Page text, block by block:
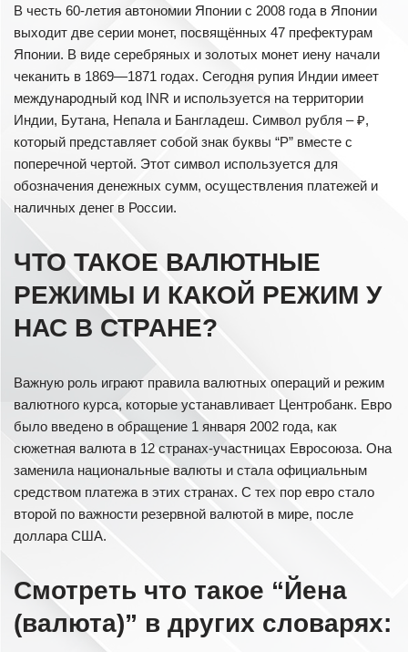
В честь 60-летия автономии Японии с 2008 года в Японии
выходит две серии монет, посвящённых 47 префектурам
Японии. В виде серебряных и золотых монет иену начали
чеканить в 1869—1871 годах. Сегодня рупия Индии имеет
международный код INR и используется на территории
Индии, Бутана, Непала и Бангладеш. Символ рубля – ₽,
который представляет собой знак буквы “Р” вместе с
поперечной чертой. Этот символ используется для
обозначения денежных сумм, осуществления платежей и
наличных денег в России.
ЧТО ТАКОЕ ВАЛЮТНЫЕ
РЕЖИМЫ И КАКОЙ РЕЖИМ У
НАС В СТРАНЕ?
Важную роль играют правила валютных операций и режим
валютного курса, которые устанавливает Центробанк. Евро
было введено в обращение 1 января 2002 года, как
сюжетная валюта в 12 странах-участницах Евросоюза. Она
заменила национальные валюты и стала официальным
средством платежа в этих странах. С тех пор евро стало
второй по важности резервной валютой в мире, после
доллара США.
Смотреть что такое “Йена
(валюта)” в других словарях: